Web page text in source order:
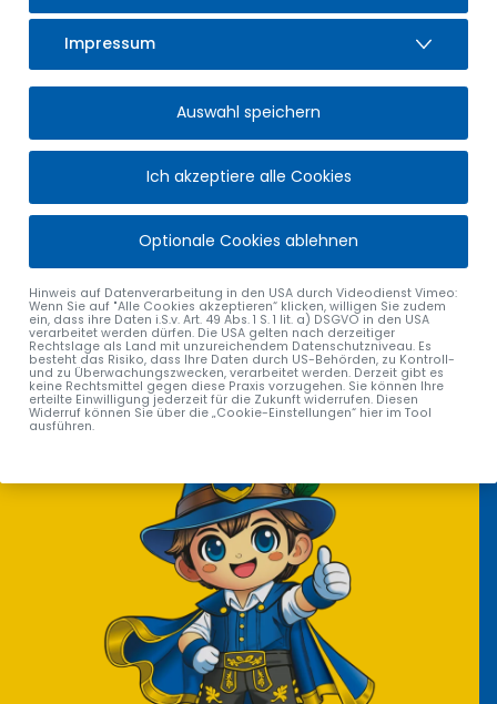
HALLO, ICH BIN SUPER-SULZI!
Ich bin dein digitaler Begleiter hier auf der Website des
Marktes Sulzberg. Wenn du etwas suchst, eine Frage hast
oder nicht genau weißt, wo du anfangen sollst – ich bin
für dich da.
Ich helfe dir zum Beispiel bei Öffnungszeiten,
Ansprechpartnern, Veranstaltungen oder den richtigen
Formularen. Du kannst mir einfach schreiben, was du
brauchst – ich kümmere mich darum.
Über den Button unten rechts kannst du mich immer
direkt erreichen!
Impressum
Auswahl speichern
Ich akzeptiere alle Cookies
Optionale Cookies ablehnen
Hinweis auf Datenverarbeitung in den USA durch Videodienst Vimeo:
Wenn Sie auf "Alle Cookies akzeptieren“ klicken, willigen Sie zudem
ein, dass ihre Daten i.S.v. Art. 49 Abs. 1 S. 1 lit. a) DSGVO in den USA
verarbeitet werden dürfen. Die USA gelten nach derzeitiger
Rechtslage als Land mit unzureichendem Datenschutzniveau. Es
besteht das Risiko, dass Ihre Daten durch US-Behörden, zu Kontroll-
und zu Überwachungszwecken, verarbeitet werden. Derzeit gibt es
keine Rechtsmittel gegen diese Praxis vorzugehen. Sie können Ihre
erteilte Einwilligung jederzeit für die Zukunft widerrufen. Diesen
Widerruf können Sie über die „Cookie-Einstellungen“ hier im Tool
ausführen.